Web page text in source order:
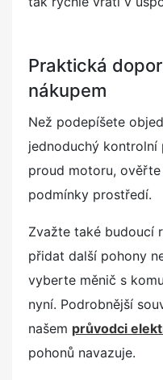
Praktická
nákupem
Než podepíšete
jednoduchý
proud motoru,
podmínky prostředí.
Zvažte také budoucí
přidat další pohony
vyberte měnič s
nyní. Podrobnější
našem průvodci
pohonů navazuje.